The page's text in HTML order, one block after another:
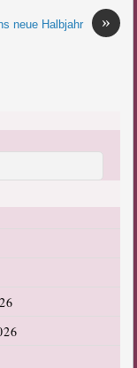
»
neue Halbjahr